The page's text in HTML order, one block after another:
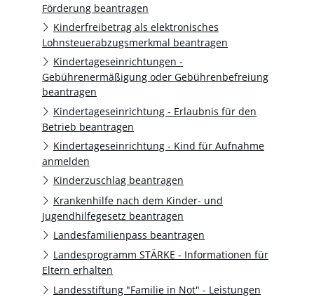
Förderung beantragen
Kinderfreibetrag als elektronisches
Lohnsteuerabzugsmerkmal beantragen
Kindertageseinrichtungen -
Gebührenermäßigung oder Gebührenbefreiung
beantragen
Kindertageseinrichtung - Erlaubnis für den
Betrieb beantragen
Kindertageseinrichtung - Kind für Aufnahme
anmelden
Kinderzuschlag beantragen
Krankenhilfe nach dem Kinder- und
Jugendhilfegesetz beantragen
Landesfamilienpass beantragen
Landesprogramm STÄRKE - Informationen für
Eltern erhalten
Landesstiftung "Familie in Not" - Leistungen